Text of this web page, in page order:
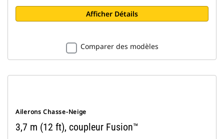
Afficher Détails
Comparer des modèles
Ailerons Chasse-Neige
3,7 m (12 ft), coupleur Fusion™